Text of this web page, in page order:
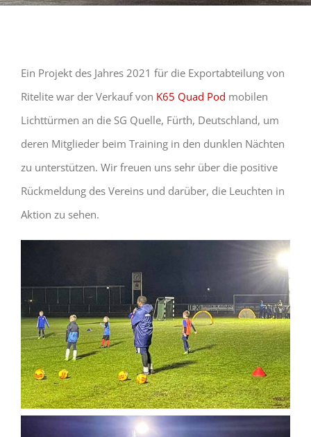
Ein Projekt des Jahres 2021 für die Exportabteilung von
Ritelite war der Verkauf von K65 Quad Pod mobilen
Lichttürmen an die SG Quelle, Fürth, Deutschland, um
deren Mitglieder beim Training in den dunklen Nächten
zu unterstützen. Wir freuen uns sehr über die positive
Rückmeldung des Vereins und darüber, die Leuchten in
Aktion zu sehen.